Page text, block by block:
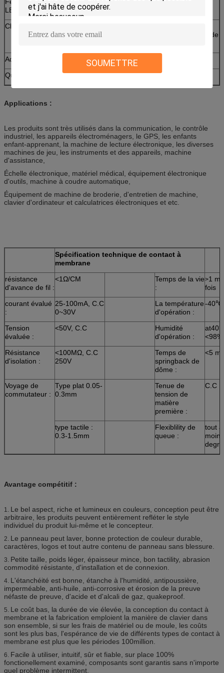
SOUMETTRE
LED
Clés de relief
relief, n'ont gravé des clés sans dômes, des clés de
Adhésif
3M467,3M468, et aucun adhésif
Queue
Queue avec le masque clair ou le masque vert
Applications :
Les produits sont très utilisés dans la communication, le contrôle
industriel, les appareils électroménagers, le GPS, les enfants
enfant-apprenant, la machine de lecture électronique, les diverses
machines de jeu, les instruments et des appareils, machine
d'assistance,
Échelle électronique, matériel médical, équipement électronique
d'outils, machine à coudre automatique,
Équipement de machine de broderie, d'entretien de machine,
clavier d'ordinateur et calculatrices électroniques et etc.
Spécification technique de contact à
membrane
résistance
d'avance de fil :
<1Ω/CM
Temps de la vie
:
>1
fois
courant évalué
:
25-100mA, C.C
0~30V
La température
d'opération :
-
Tension
évaluée :
<50V, C.C
Humidité
d'opération :
Résistance
d'isolation :
<100MΩ, C.C
250V
Temps de
springback de
dôme :
<5
Voyage de
commutateur :
Type plat 0.05-
0.3mm
Tenue de
tension de
matière
première :
C.C
type tactile :
0.3-1.5mm
Flexiblility de
queue :
tout
Avantage compétitif :
1. Le bel aspect, riche et lumineux en couleurs, conception peut être
arbitraire, les produits peuvent entièrement refléter le style
individuel du produit lui-même et le concepteur.
2. Le panneau peut laver, bonne protection de couleur durable,
caractères, logos et tout autre contenu de panneau sans blessure.
3. Petite taille, poids léger, épaisseur mince, bon tactility, abrasion
commodité résistante, d'installation et de connexion.
4. L'étanchéité est bonne, étanche à l'humidité, antipoussière,
imperméable, anti-huile, anti-corrosive et érosion de la preuve
néfaste de preuve, d'acide et d'alcali de gaz, quakeproof.
5. Le coût bas, la durée de vie élevée, la conception du contact à
membrane et la fabrication emploient la manière de clavier dans
son ensemble, si sur les frais de matériel ou de moule, les coûts
sont les plus bas, l'espérance de vie de différents types de contact à
membrane est plus que les périodes 100million.
6. Facile à utiliser, intuitif, sûr et fiable, sur place 100%
fonctionellement examiné, composants sont garantis sans n'importe
quel problème intermittent.